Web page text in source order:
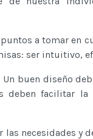
a tomar en
ser intuitivo,
buen diseño
deben facilitar
las necesidades y